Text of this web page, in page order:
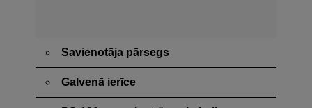
Savienotāja pārsegs
Galvenā ierīce